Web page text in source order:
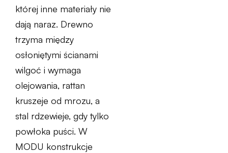
której inne materiały nie
dają naraz. Drewno
trzyma między
osłoniętymi ścianami
wilgoć i wymaga
olejowania, rattan
kruszeje od mrozu, a
stal rdzewieje, gdy tylko
powłoka puści. W
MODU konstrukcje